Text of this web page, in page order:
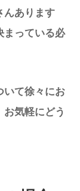
んあります
まっている必
いて徐々にお
気軽にどう